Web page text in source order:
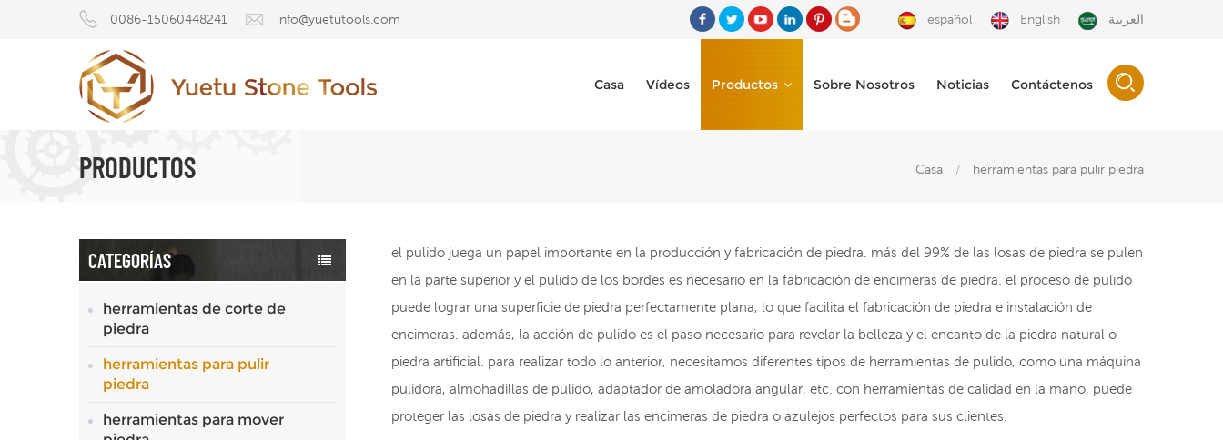
0086-15060448241 info@yuetutools.com español English العربية
Casa Vídeos Productos Sobre Nosotros Noticias Contáctenos
PRODUCTOS Casa / herramientas para pulir piedra
CATEGORÍAS
herramientas de corte de
piedra
herramientas para pulir
piedra
herramientas para mover
el pulido juega un papel importante en la producción y fabricación de piedra. más del 99% de las losas de piedra se pulen
en la parte superior y el pulido de los bordes es necesario en la fabricación de encimeras de piedra. el proceso de pulido
puede lograr una superficie de piedra perfectamente plana, lo que facilita el fabricación de piedra e instalación de
encimeras. además, la acción de pulido es el paso necesario para revelar la belleza y el encanto de la piedra natural o
piedra artificial. para realizar todo lo anterior, necesitamos diferentes tipos de herramientas de pulido, como una máquina
pulidora, almohadillas de pulido, adaptador de amoladora angular, etc. con herramientas de calidad en la mano, puede
proteger las losas de piedra y realizar las encimeras de piedra o azulejos perfectos para sus clientes.